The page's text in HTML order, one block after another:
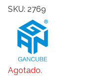
SKU: 2769
Agotado.